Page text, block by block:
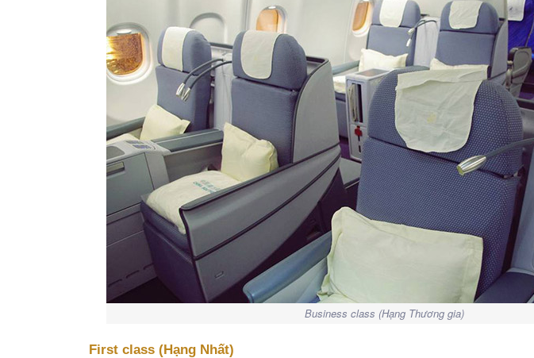
Business class (Hạng Thương gia)
First class (Hạng Nhất)